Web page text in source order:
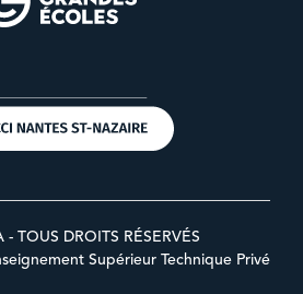
TOUS DROITS RÉSERVÉS
Supérieur Technique Privé